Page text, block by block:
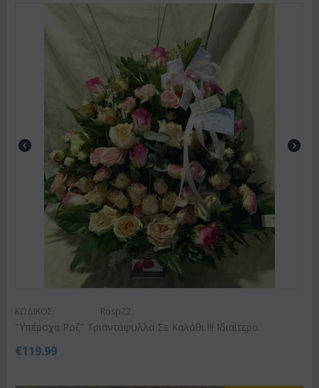
ΚΩΔΙΚΟΣ: Rosp22
"Υπέροχα Ροζ" Τριαντάφυλλα Σε Καλάθι !!! Ιδιαίτερο.
€119.99